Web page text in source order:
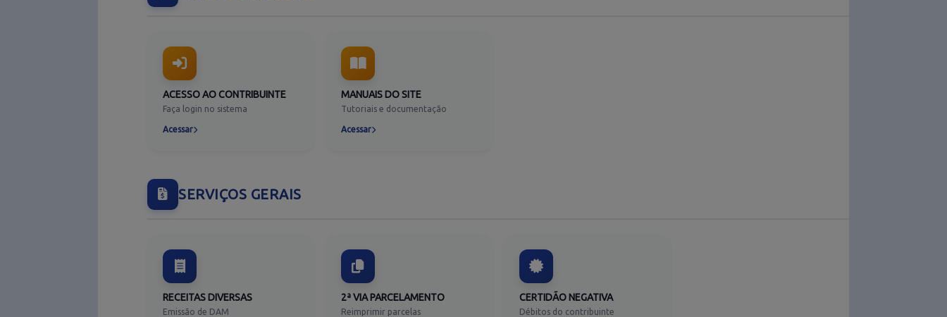
ACESSO AO CONTRIBUINTE
Faça login no sistema
Acessar
MANUAIS DO SITE
Tutoriais e documentação
Acessar
SERVIÇOS GERAIS
RECEITAS DIVERSAS
Emissão de DAM
2ª VIA PARCELAMENTO
Reimprimir parcelas
CERTIDÃO NEGATIVA
Débitos do contribuinte